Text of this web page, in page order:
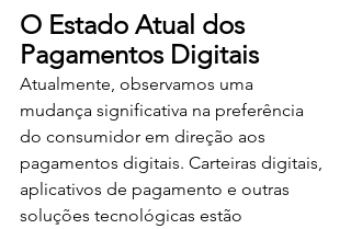
O Estado Atual dos
Pagamentos Digitais
Atualmente, observamos uma
mudança significativa na preferência
do consumidor em direção aos
pagamentos digitais. Carteiras digitais,
aplicativos de pagamento e outras
soluções tecnológicas estão